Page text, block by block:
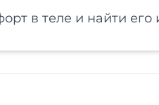
в теле и найти его